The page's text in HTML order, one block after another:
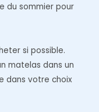
du sommier pour
si possible.
matelas dans un
dans votre choix